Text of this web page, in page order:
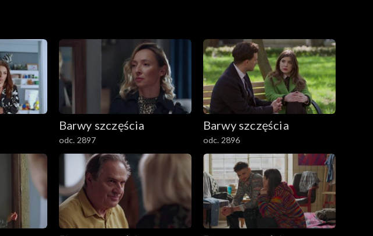
Barwy szczęścia
odc. 2897
Barwy szczęścia
odc. 2896